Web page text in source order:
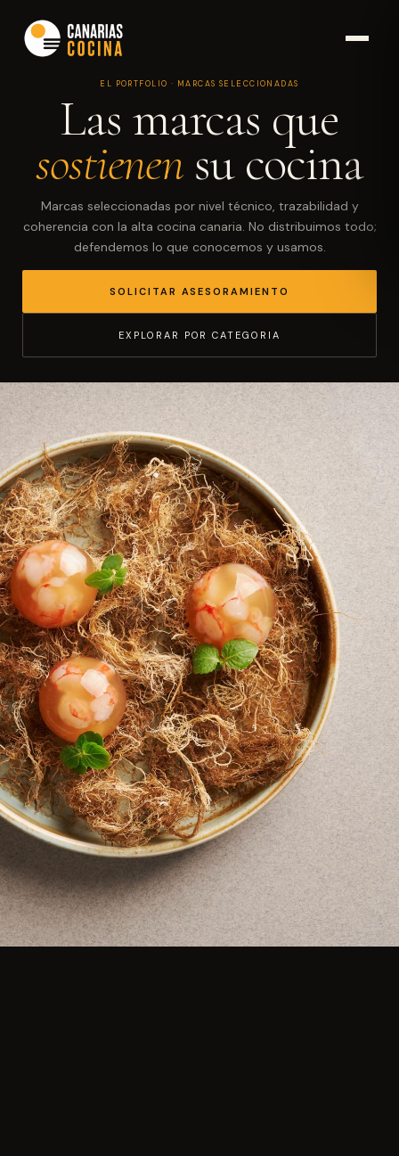
EL PORTFOLIO · MARCAS SELECCIONADAS
Las marcas que
sostienen su cocina
Marcas seleccionadas por nivel técnico, trazabilidad y
coherencia con la alta cocina canaria. No distribuimos todo;
defendemos lo que conocemos y usamos.
SOLICITAR ASESORAMIENTO
EXPLORAR POR CATEGORIA